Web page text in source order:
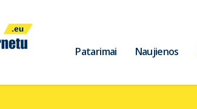
Patarimai Naujienos